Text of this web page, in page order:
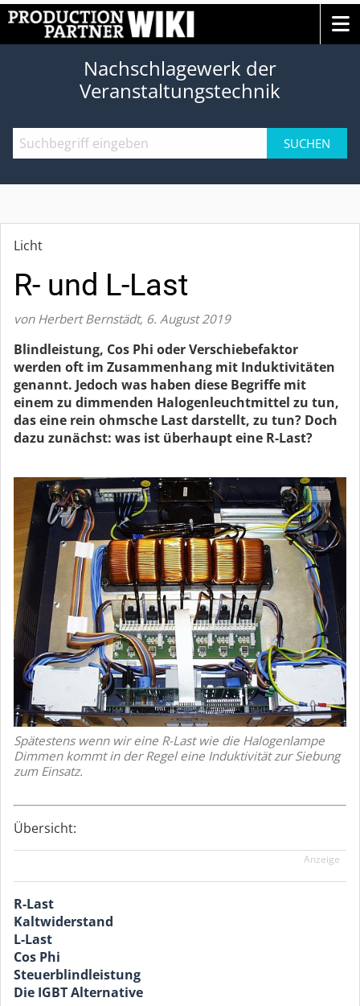
Nachschlagewerk der
Veranstaltungstechnik
SUCHEN
Licht
R- und L-Last
von Herbert Bernstädt, 6. August 2019
Blindleistung, Cos Phi oder Verschiebefaktor
werden oft im Zusammenhang mit Induktivitäten
genannt. Jedoch was haben diese Begriffe mit
einem zu dimmenden Halogenleuchtmittel zu tun,
das eine rein ohmsche Last darstellt, zu tun? Doch
dazu zunächst: was ist überhaupt eine R-Last?
Spätestens wenn wir eine R-Last wie die Halogenlampe
Dimmen kommt in der Regel eine Induktivität zur Siebung
zum Einsatz.
Übersicht:
Anzeige
R-Last
Kaltwiderstand
L-Last
Cos Phi
Steuerblindleistung
Die IGBT Alternative